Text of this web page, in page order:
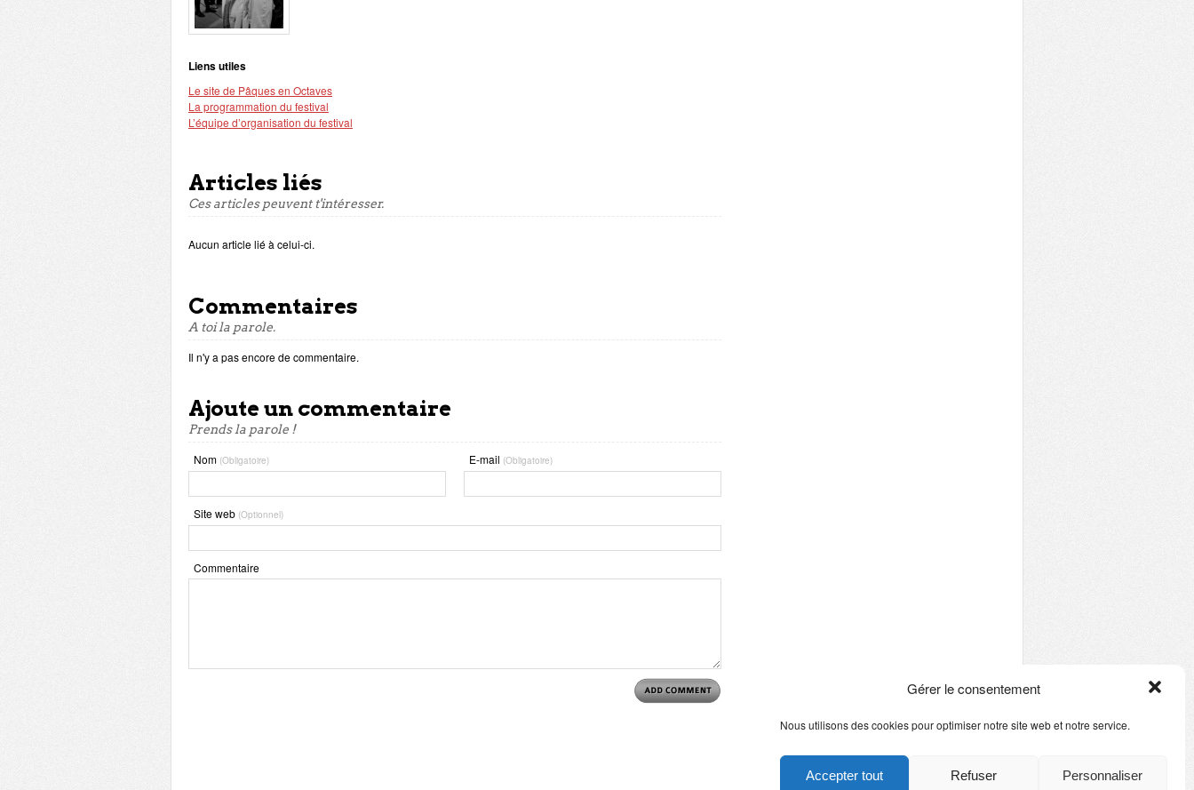
Gérer le consentement
Nous utilisons des cookies pour optimiser notre site web et notre service.
Accepter tout Refuser Personnaliser
Liens utiles
Le site de Pâques en Octaves
La programmation du festival
L’équipe d’organisation du festival
Articles liés
Ces articles peuvent t'intéresser.
Aucun article lié à celui-ci.
Commentaires
A toi la parole.
Il n'y a pas encore de commentaire.
Ajoute un commentaire
Prends la parole !
Nom (Obligatoire) E-mail (Obligatoire)
Site web (Optionnel)
Commentaire